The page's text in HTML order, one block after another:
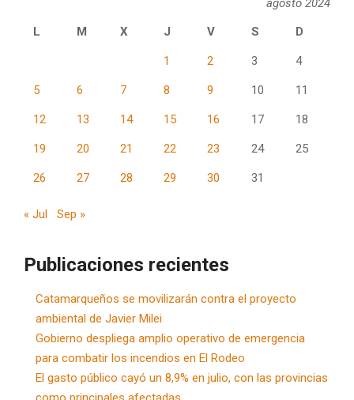
L
M X J V S D
1 2 3 4
5 6 7 8 9 10 11
12 13 14 15 16 17 18
19 20 21 22 23 24 25
26 27 28 29 30 31
« Jul Sep »
Publicaciones recientes
Catamarqueños se movilizarán contra el proyecto
ambiental de Javier Milei
Gobierno despliega amplio operativo de emergencia
para combatir los incendios en El Rodeo
El gasto público cayó un 8,9% en julio, con las provincias